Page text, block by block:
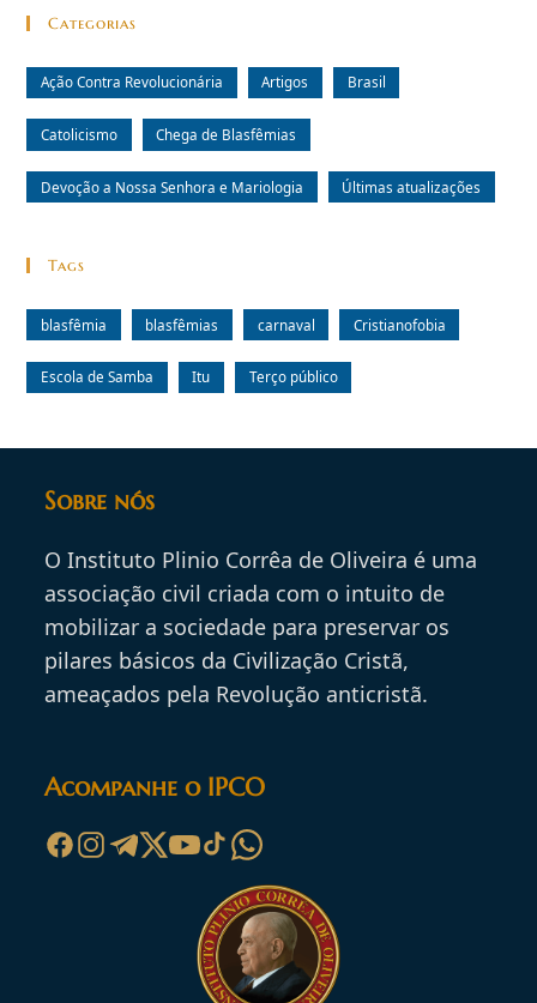
Categorias
Ação Contra Revolucionária Artigos Brasil
Catolicismo Chega de Blasfêmias
Devoção a Nossa Senhora e Mariologia Últimas atualizações
Tags
blasfêmia blasfêmias carnaval Cristianofobia
Escola de Samba Itu Terço público
Sobre nós
O Instituto Plinio Corrêa de Oliveira é uma
associação civil criada com o intuito de
mobilizar a sociedade para preservar os
pilares básicos da Civilização Cristã,
ameaçados pela Revolução anticristã.
Acompanhe o IPCO